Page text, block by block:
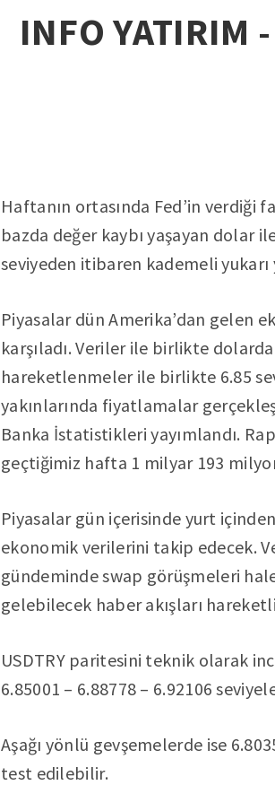
INFO YATIRIM
Haftanın ortasında Fed’in verdiği
bazda değer kaybı yaşayan dolar
seviyeden itibaren kademeli
Piyasalar dün Amerika’dan gelen
karşıladı. Veriler ile birlikte
hareketlenmeler ile birlikte 6.85
yakınlarında fiyatlamalar
Banka İstatistikleri yayımlandı.
geçtiğimiz hafta 1 milyar 193
Piyasalar gün içerisinde yurt
ekonomik verilerini takip edecek.
gündeminde swap görüşmeleri
gelebilecek haber akışları
USDTRY paritesini teknik olarak
6.85001 – 6.88778 – 6.92106
Aşağı yönlü gevşemelerde ise
test edilebilir.